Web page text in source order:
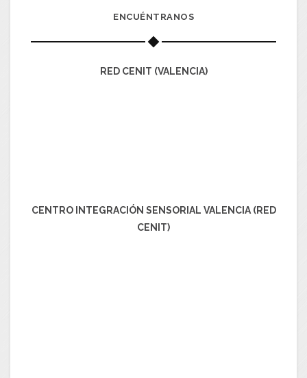
ENCUÉNTRANOS
RED CENIT (VALENCIA)
CENTRO INTEGRACIÓN SENSORIAL VALENCIA (RED
CENIT)